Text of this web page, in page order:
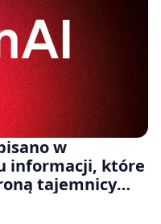
w
informacji, które
tajemnicy
odrzucenia